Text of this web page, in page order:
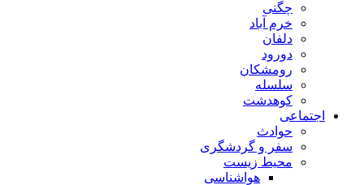
چگنی
خرم آباد
دلفان
دورود
رومشکان
سلسله
کوهدشت
اجتماعی
حوادث
سفر و گردشگری
محیط زیست
هواشناسی